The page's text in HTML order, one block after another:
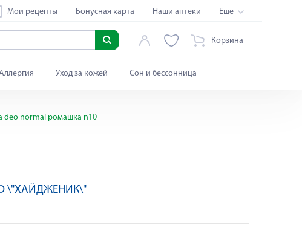
Мои рецепты Бонусная карта Наши аптеки Еще
Корзина
Уход за кожей Сон и бессонница
deo normal ромашка n10
\"ХАЙДЖЕНИК\"